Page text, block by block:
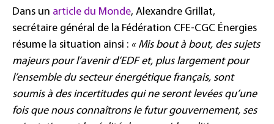
Dans un article du Monde, Alexandre Grillat,
secrétaire général de la Fédération CFE-CGC Énergies
résume la situation ainsi : « Mis bout à bout, des sujets
majeurs pour l’avenir d’EDF et, plus largement pour
l’ensemble du secteur énergétique français, sont
soumis à des incertitudes qui ne seront levées qu’une
fois que nous connaîtrons le futur gouvernement, ses